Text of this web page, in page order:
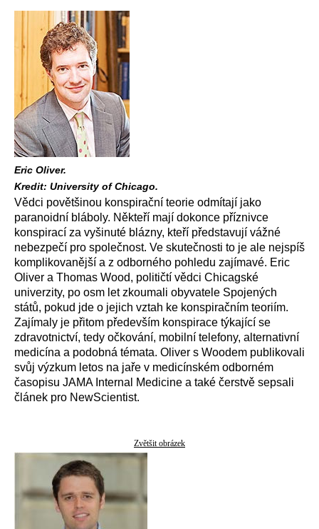
Eric Oliver.
Kredit: University of Chicago.
Vědci povětšinou konspirační teorie odmítají jako
paranoidní bláboly. Někteří mají dokonce příznivce
konspirací za vyšinuté blázny, kteří představují vážné
nebezpečí pro společnost. Ve skutečnosti to je ale nejspíš
komplikovanější a z odborného pohledu zajímavé. Eric
Oliver a Thomas Wood, političtí vědci Chicagské
univerzity, po osm let zkoumali obyvatele Spojených
států, pokud jde o jejich vztah ke konspiračním teoriím.
Zajímaly je přitom především konspirace týkající se
zdravotnictví, tedy očkování, mobilní telefony, alternativní
medicína a podobná témata. Oliver s Woodem publikovali
svůj výzkum letos na jaře v medicínském odborném
časopisu JAMA Internal Medicine a také čerstvě sepsali
článek pro NewScientist.
Zvětšit obrázek